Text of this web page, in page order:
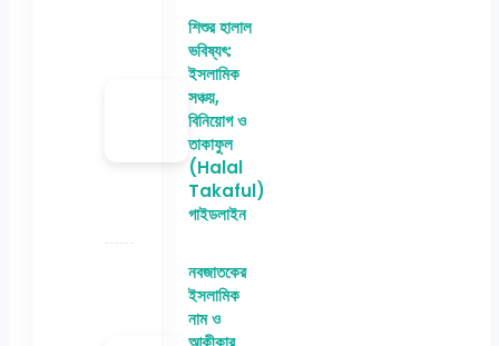
শিশুর হালাল
ভবিষ্যৎ:
ইসলামিক
সঞ্চয়,
বিনিয়োগ ও
তাকাফুল
(Halal
Takaful)
গাইডলাইন
নবজাতকের
ইসলামিক
নাম ও